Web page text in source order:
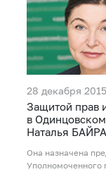
28 декабря 2015
Защитой прав
в
Наталья
Она назначена
Уполномоченного